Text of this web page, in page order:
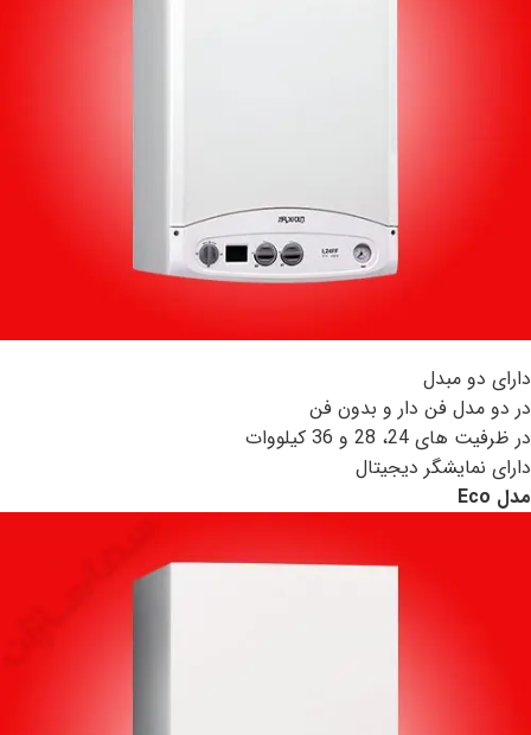
دارای دو مبدل
در دو مدل فن دار و بدون فن
در ظرفیت های 24، 28 و 36 کیلووات
دارای نمایشگر دیجیتال
مدل Eco